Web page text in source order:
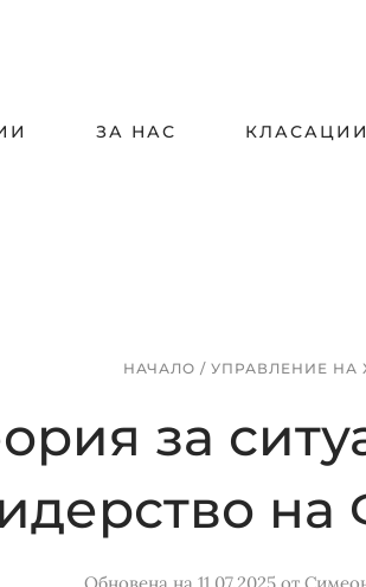
ЗА НАС КЛАСАЦИИ
НАЧАЛО / УПРАВЛЕНИЕ НА
за